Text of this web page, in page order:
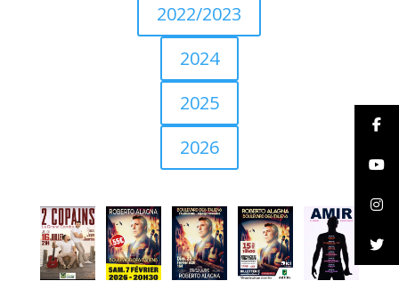
2022/2023
2024
2025
2026